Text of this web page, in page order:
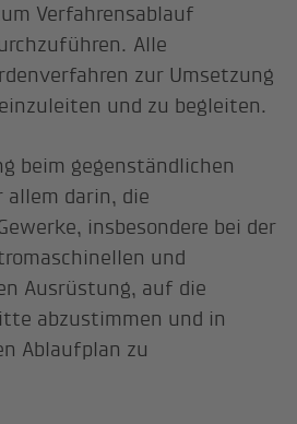
Verfahrensablauf
Alle
zur Umsetzung
und zu begleiten.
beim gegenständlichen
allem darin, die
insbesondere bei der
und
Ausrüstung, auf die
abzustimmen und in
Ablaufplan zu